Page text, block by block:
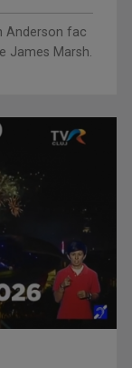
Charles de
Anderson fac
James Marsh.